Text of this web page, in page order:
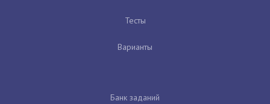
Тесты
Варианты
Банк заданий